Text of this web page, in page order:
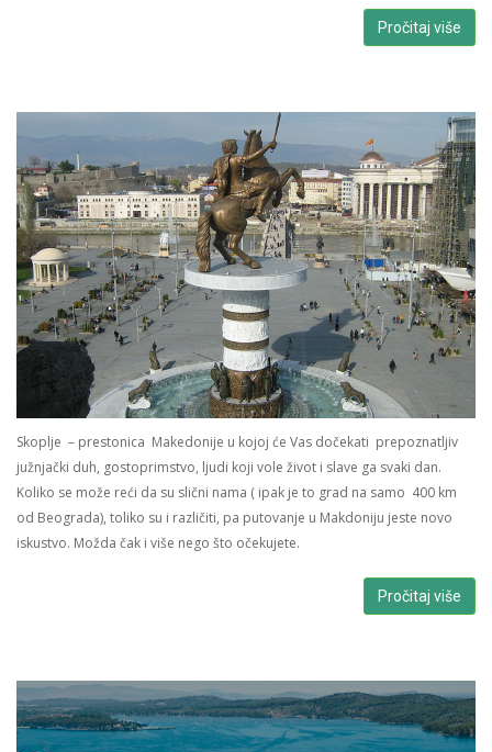
Pročitaj više
Skoplje – prestonica Makedonije u kojoj će Vas dočekati prepoznatljiv
južnjački duh, gostoprimstvo, ljudi koji vole život i slave ga svaki dan.
Koliko se može reći da su slični nama ( ipak je to grad na samo 400 km
od Beograda), toliko su i različiti, pa putovanje u Makdoniju jeste novo
iskustvo. Možda čak i više nego što očekujete.
Pročitaj više